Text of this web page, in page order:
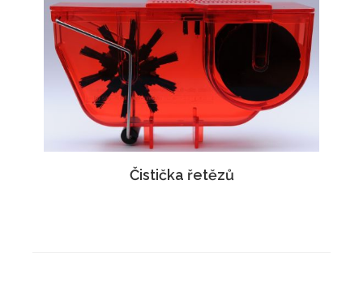
Čistička řetězů